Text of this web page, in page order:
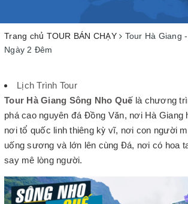
Trang chủ TOUR BÁN CHẠY
Tour Hà Giang
Ngày 2 Đêm
Lịch Trình Tour
Tour Hà Giang Sông Nho Quếlà chương
phá cao nguyên đá Đồng Văn, nơi Hà Giang
nơi tổ quốc linh thiêng kỳ vĩ, nơi con người
uống sương và lớn lên cùng Đá, nơi có hoa
say mê lòng người.